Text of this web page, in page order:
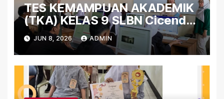
TES KEMAMPUAN AKADEMIK
(TKA) KELAS 9 SLBN Cicendo
Kota Bandung 2026
JUN 8, 2026 ADMIN